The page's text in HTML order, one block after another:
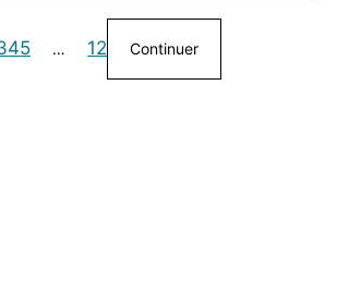
45 … 12 Continuer